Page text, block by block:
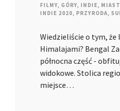
FILMY, GÓRY, INDIE,
INDIE 2020, PRZYRODA,
Wiedzieliście o tym, że
Himalajami? Bengal
północna część -
widokowe. Stolica
miejsce…